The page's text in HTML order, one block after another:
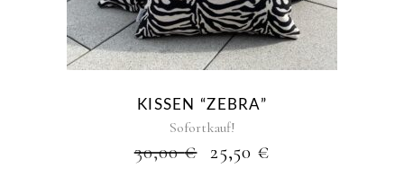
KISSEN “ZEBRA”
Sofortkauf!
30,00€ URSPRÜNGLICHER
PREIS
25,50 €